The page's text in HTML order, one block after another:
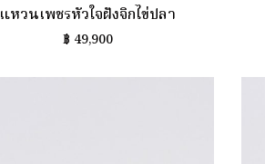
แหวนเพชรหัวใจฝังจิกไข่ปลา
฿ 49,900